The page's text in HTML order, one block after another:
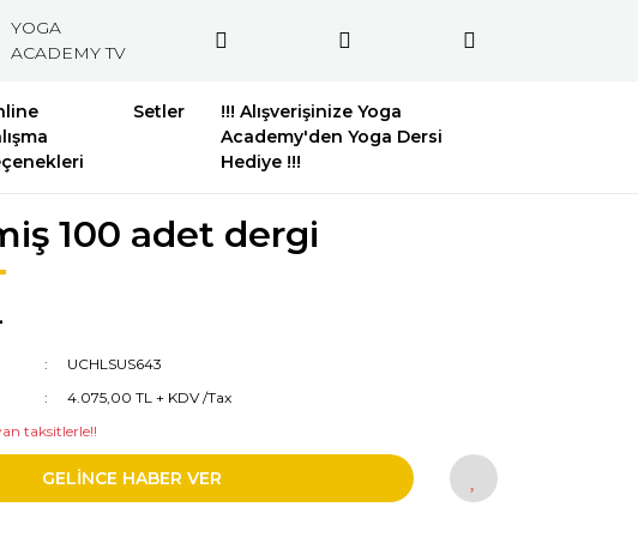
YOGA
ACADEMY TV
Setler
!!! Alışverişinize Yoga
Academy'den Yoga Dersi
Hediye !!!
100 adet dergi
UCHLSUS643
4.075,00 TL + KDV /Tax
taksitlerle!!
GELİNCE HABER VER